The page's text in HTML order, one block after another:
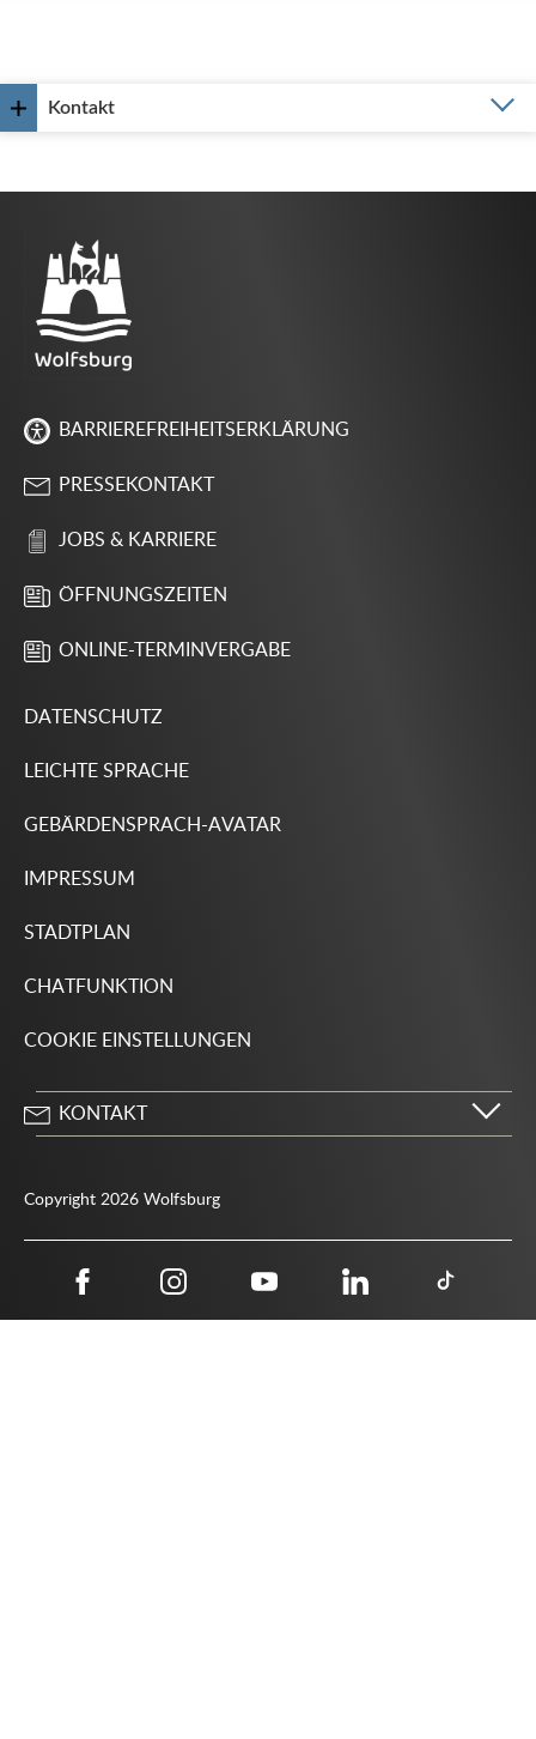
Kontakt
BARRIEREFREIHEITSERKLÄRUNG
PRESSEKONTAKT
JOBS & KARRIERE
ÖFFNUNGSZEITEN
ONLINE-TERMINVERGABE
DATENSCHUTZ
LEICHTE SPRACHE
GEBÄRDENSPRACH-AVATAR
IMPRESSUM
STADTPLAN
CHATFUNKTION
COOKIE EINSTELLUNGEN
KONTAKT
Behördenrufnummer 115
05361 28-1500
Copyright 2026 Wolfsburg